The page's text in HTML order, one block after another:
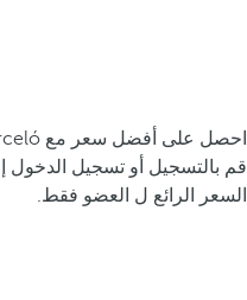
احصل على أفضل سعر مع MyBarceló
قم بالتسجيل أو تسجيل الدخول
السعر الرائع ل العضو فقط.